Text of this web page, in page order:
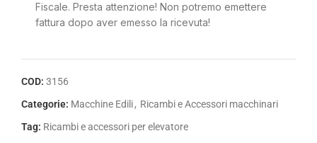
Fiscale. Presta attenzione! Non potremo emettere
fattura dopo aver emesso la ricevuta!
COD: 3156
Categorie: Macchine Edili, Ricambi e Accessori macchinari
Tag: Ricambi e accessori per elevatore